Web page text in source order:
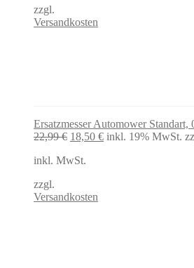
zzgl.
Versandkosten
Ersatzmesser Automower Standart,
22,99€ Ursprünglicher
war:
18,50 €Aktueller
inkl. 19% MwSt.
inkl. MwSt.
zzgl.
Versandkosten